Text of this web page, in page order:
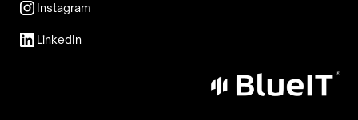
Instagram
LinkedIn